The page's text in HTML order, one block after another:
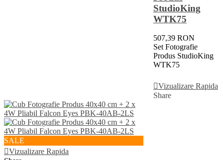
StudioKing
WTK75
507,39 RON
Set Fotografie
Produs StudioKing
WTK75
Vizualizare Rapida
Share
SALE
Vizualizare Rapida